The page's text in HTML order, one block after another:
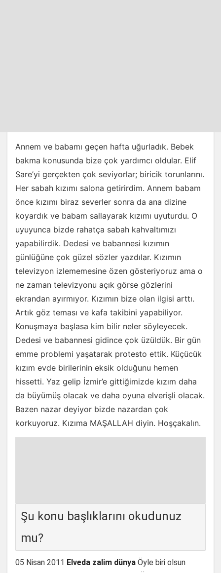
Annem ve babamı geçen hafta uğurladık. Bebek
bakma konusunda bize çok yardımcı oldular. Elif
Sare’yi gerçekten çok seviyorlar; biricik torunlarını.
Her sabah kızımı salona getirirdim. Annem babam
önce kızımı biraz severler sonra da ana dizine
koyardık ve babam sallayarak kızımı uyuturdu. O
uyuyunca bizde rahatça sabah kahvaltımızı
yapabilirdik. Dedesi ve babannesi kızımın
günlüğüne çok güzel sözler yazdılar. Kızımın
televizyon izlememesine özen gösteriyoruz ama o
ne zaman televizyonu açık görse gözlerini
ekrandan ayırmıyor. Kızımın bize olan ilgisi arttı.
Artık göz teması ve kafa takibini yapabiliyor.
Konuşmaya başlasa kim bilir neler söyleyecek.
Dedesi ve babannesi gidince çok üzüldük. Bir gün
emme problemi yaşatarak protesto ettik. Küçücük
kızım evde birilerinin eksik olduğunu hemen
hissetti. Yaz gelip İzmir’e gittiğimizde kızım daha
da büyümüş olacak ve daha oyuna elverişli olacak.
Bazen nazar deyiyor bizde nazardan çok
korkuyoruz. Kızıma MAŞALLAH diyin. Hoşçakalın.
Şu konu başlıklarını okudunuz
mu?
05 Nisan 2011 Elveda zalim dünya Öyle biri olsun